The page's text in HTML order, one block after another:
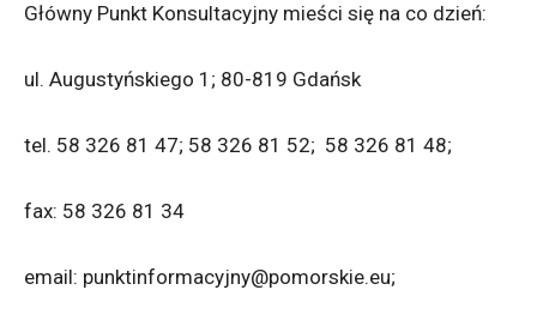
Główny Punkt Konsultacyjny mieści się na co dzień:
ul. Augustyńskiego 1; 80-819 Gdańsk
tel. 58 326 81 47; 58 326 81 52; 58 326 81 48;
fax: 58 326 81 34
email: punktinformacyjny@pomorskie.eu;